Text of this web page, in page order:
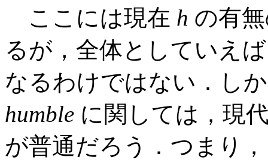
ここには現在 h の有
るが，全体としていえ
なるわけではない．し
humble に関しては，現
が普通だろう．つまり